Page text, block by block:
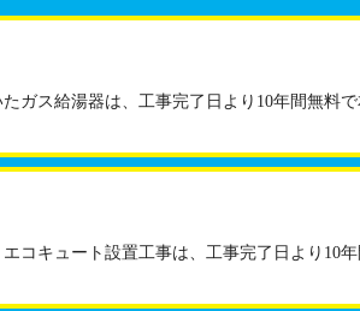
ガス給湯器は、工事完了日より10年間無料
コキュート設置工事は、工事完了日より10